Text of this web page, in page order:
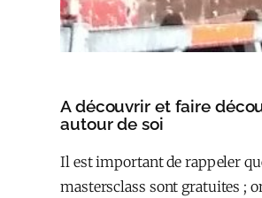
A découvrir et faire
autour de soi
Il est important de rappeler
mastersclass sont gratuites ;